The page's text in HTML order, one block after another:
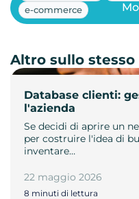
e-commerce
Database clienti:
l'azienda
Se decidi di aprire un
per costruire l'idea di
inventare…
22 maggio 2026
8 minuti di lettura
Altro sullo